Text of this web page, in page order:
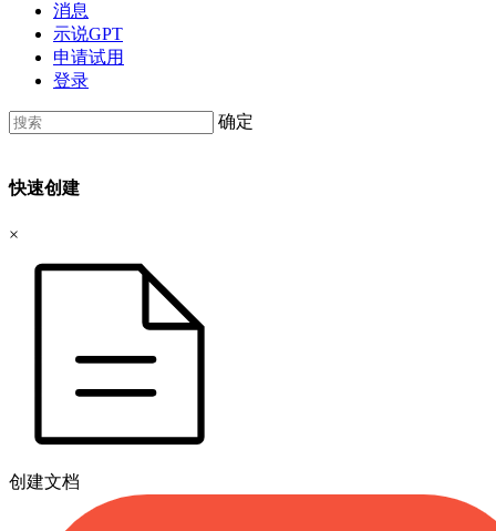
消息
示说GPT
申请试用
登录
确定
快速创建
×
创建文档